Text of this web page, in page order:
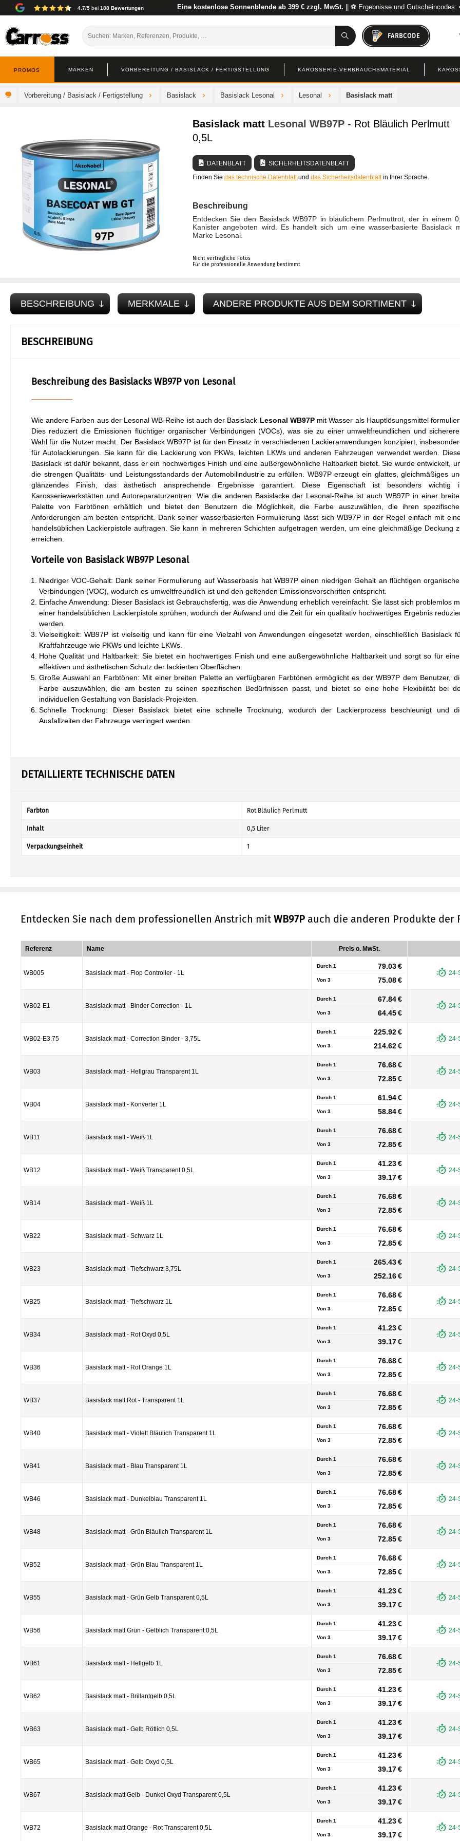
4.7/5 bei 188 Bewertungen Eine kostenlose Sonnenblende ab 399 € zzgl. MwSt. || ⚽ Ergebnisse und
FARBCODE
VORBEREITUNG / BASISLACK / FERTIGSTELLUNG KAROSSERIE-VERBRAUCHSMATERIAL
MARKEN
PROMOS
Vorbereitung / Basislack / Fertigstellung Basislack Basislack Lesonal Lesonal Basislack matt
Basislack matt Lesonal WB97P - Rot Bläulich Perlmutt
0,5L
DATENBLATT
SICHERHEITSDATENBLATT
Finden Sie das technische Datenblattund das Sicherheitsdatenblattin Ihrer Sprache.
Beschreibung
Entdecken Sie den Basislack WB97P in bläulichem Perlmuttrot, der in einem
Kanister angeboten wird. Es handelt sich um eine wasserbasierte Basislack
Marke Lesonal.
Nicht vertragliche Fotos
Für die professionelle Anwendung bestimmt
BESCHREIBUNG MERKMALE ANDERE PRODUKTE AUS DEM SORTIMENT
BESCHREIBUNG
Beschreibung des Basislacks WB97P von Lesonal
Wie andere Farben aus der Lesonal WB-Reihe ist auch der Basislack Lesonal WB97Pmit Wasser als Hauptlösungsmittel
Dies reduziert die Emissionen flüchtiger organischer Verbindungen (VOCs), was sie zu einer umweltfreundlichen und
Wahl für die Nutzer macht. Der Basislack WB97P ist für den Einsatz in verschiedenen Lackieranwendungen konzipiert,
für Autolackierungen. Sie kann für die Lackierung von PKWs, leichten LKWs und anderen Fahrzeugen verwendet werden.
Basislack ist dafür bekannt, dass er ein hochwertiges Finish und eine außergewöhnliche Haltbarkeit bietet. Sie wurde entwickelt,
die strengen Qualitäts- und Leistungsstandards der Automobilindustrie zu erfüllen. WB97P erzeugt ein glattes, gleichmäßiges
glänzendes Finish, das ästhetisch ansprechende Ergebnisse garantiert. Diese Eigenschaft ist besonders wichtig
Karosseriewerkstätten und Autoreparaturzentren. Wie die anderen Basislacke der Lesonal-Reihe ist auch WB97P in einer
Palette von Farbtönen erhältlich und bietet den Benutzern die Möglichkeit, die Farbe auszuwählen, die ihren
Anforderungen am besten entspricht. Dank seiner wasserbasierten Formulierung lässt sich WB97P in der Regel einfach mit
handelsüblichen Lackierpistole auftragen. Sie kann in mehreren Schichten aufgetragen werden, um eine gleichmäßige Deckung
erreichen.
Vorteile von Basislack WB97P Lesonal
Niedriger VOC-Gehalt: Dank seiner Formulierung auf Wasserbasis hat WB97P einen niedrigen Gehalt an flüchtigen
Verbindungen (VOC), wodurch es umweltfreundlich ist und den geltenden Emissionsvorschriften entspricht.
Einfache Anwendung: Dieser Basislack ist Gebrauchsfertig, was die Anwendung erheblich vereinfacht. Sie lässt sich problemlos
einer handelsüblichen Lackierpistole sprühen, wodurch der Aufwand und die Zeit für ein qualitativ hochwertiges Ergebnis
werden.
Vielseitigkeit: WB97P ist vielseitig und kann für eine Vielzahl von Anwendungen eingesetzt werden, einschließlich Basislack
Kraftfahrzeuge wie PKWs und leichte LKWs.
Hohe Qualität und Haltbarkeit: Sie bietet ein hochwertiges Finish und eine außergewöhnliche Haltbarkeit und sorgt so für
effektiven und ästhetischen Schutz der lackierten Oberflächen.
Große Auswahl an Farbtönen: Mit einer breiten Palette an verfügbaren Farbtönen ermöglicht es der WB97P dem Benutzer,
Farbe auszuwählen, die am besten zu seinen spezifischen Bedürfnissen passt, und bietet so eine hohe Flexibilität bei
individuellen Gestaltung von Basislack-Projekten.
Schnelle Trocknung: Dieser Basislack bietet eine schnelle Trocknung, wodurch der Lackierprozess beschleunigt und
Ausfallzeiten der Fahrzeuge verringert werden.
DETAILLIERTE TECHNISCHE DATEN
Farbton Rot Bläulich Perlmutt
Inhalt 0,5 Liter
Verpackungseinheit 1
Entdecken Sie nach dem professionellen Anstrich mit WB97P auch die anderen Produkte der
Referenz Name Preis o. MwSt.
WB005 Basislack matt - Flop Controller - 1L
Durch 1 79.03 €
Von 3 75.08 €
24-
WB02-E1 Basislack matt - Binder Correction - 1L
Durch 1 67.84 €
Von 3 64.45 €
24-
WB02-E3.75 Basislack matt - Correction Binder - 3,75L
Durch 1 225.92 €
Von 3 214.62 €
24-
WB03 Basislack matt - Hellgrau Transparent 1L
Durch 1 76.68 €
Von 3 72.85 €
24-
WB04 Basislack matt - Konverter 1L
Durch 1 61.94 €
Von 3 58.84 €
24-
WB11 Basislack matt - Weiß 1L
Durch 1 76.68 €
Von 3 72.85 €
24-
WB12 Basislack matt - Weiß Transparent 0,5L
Durch 1 41.23 €
Von 3 39.17 €
24-
WB14 Basislack matt - Weiß 1L
Durch 1 76.68 €
Von 3 72.85 €
24-
WB22 Basislack matt - Schwarz 1L
Durch 1 76.68 €
Von 3 72.85 €
24-
WB23 Basislack matt - Tiefschwarz 3,75L
Durch 1 265.43 €
Von 3 252.16 €
24-
WB25 Basislack matt - Tiefschwarz 1L
Durch 1 76.68 €
Von 3 72.85 €
24-
WB34 Basislack matt - Rot Oxyd 0,5L
Durch 1 41.23 €
Von 3 39.17 €
24-
WB36 Basislack matt - Rot Orange 1L
Durch 1 76.68 €
Von 3 72.85 €
24-
WB37 Basislack matt Rot - Transparent 1L
Durch 1 76.68 €
Von 3 72.85 €
24-
WB40 Basislack matt - Violett Bläulich Transparent 1L
Durch 1 76.68 €
Von 3 72.85 €
24-
WB41 Basislack matt - Blau Transparent 1L
Durch 1 76.68 €
Von 3 72.85 €
24-
WB46 Basislack matt - Dunkelblau Transparent 1L
Durch 1 76.68 €
Von 3 72.85 €
24-
WB48 Basislack matt - Grün Bläulich Transparent 1L
Durch 1 76.68 €
Von 3 72.85 €
24-
WB52 Basislack matt - Grün Blau Transparent 1L
Durch 1 76.68 €
Von 3 72.85 €
24-
WB55 Basislack matt - Grün Gelb Transparent 0,5L
Durch 1 41.23 €
Von 3 39.17 €
24-
WB56 Basislack matt Grün - Gelblich Transparent 0,5L
Durch 1 41.23 €
Von 3 39.17 €
24-
WB61 Basislack matt - Hellgelb 1L
Durch 1 76.68 €
Von 3 72.85 €
24-
WB62 Basislack matt - Brillantgelb 0,5L
Durch 1 41.23 €
Von 3 39.17 €
24-
WB63 Basislack matt - Gelb Rötlich 0,5L
Durch 1 41.23 €
Von 3 39.17 €
24-
WB65 Basislack matt - Gelb Oxyd 0,5L
Durch 1 41.23 €
Von 3 39.17 €
24-
WB67 Basislack matt Gelb - Dunkel Oxyd Transparent 0,5L
Durch 1 41.23 €
Von 3 39.17 €
24-
WB72 Basislack matt Orange - Rot Transparent 0,5L
Durch 1 41.23 €
Von 3 39.17 €
24-